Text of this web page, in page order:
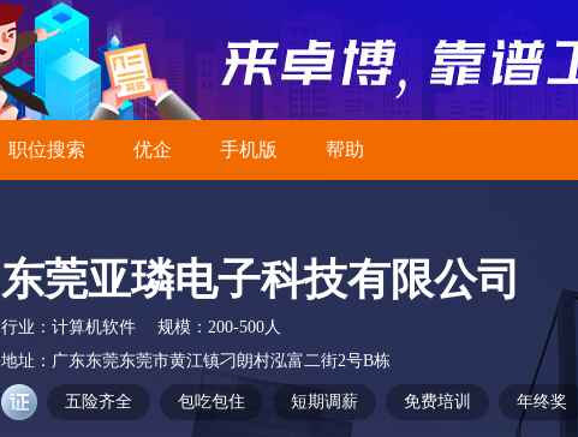
职位搜索 优企 手机版 帮助
东莞亚璘电子科技有限公司
行业： 计算机软件 规模： 200-500人
地址： 广东东莞东莞市黄江镇刁朗村泓富二街2号B栋
五险齐全 包吃包住 短期调薪 免费培训 年终奖